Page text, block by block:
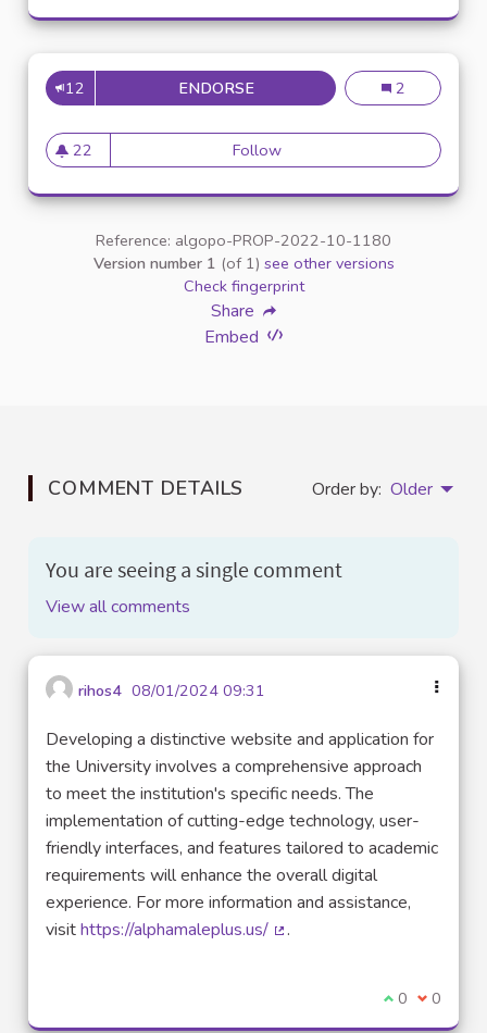
12 ENDORSECRÉATION D'UN SITECréation d'un
2
22
22 followers
FollowCréation d'un site unique et
Reference: algopo-PROP-2022-10-1180
Version number 1 (of 1) see other versions
Check fingerprint
Share
Embed
COMMENT DETAILS Order by: Older
You are seeing a single comment
View all comments
rihos4 08/01/2024 09:31
Developing a distinctive website and application for
the University involves a comprehensive approach
to meet the institution's specific needs. The
implementation of cutting-edge technology, user-
friendly interfaces, and features tailored to academic
requirements will enhance the overall digital
experience. For more information and assistance,
visithttps://alphamaleplus.us/ .
I agree with
0 I 0